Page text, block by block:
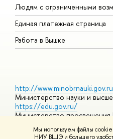
Мы используем файлы
НИУ ВШЭ и большего
Людям с ограниченными
Единая платежная страница
Работа в Вышке
http://
Министерство науки и
https://edu.gov.ru/
Министерство
https://elearning.hse.ru/mooc
Массовые открытые